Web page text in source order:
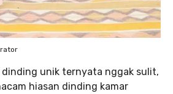
dinding unik ternyata nggak sulit,
hiasan dinding kamar